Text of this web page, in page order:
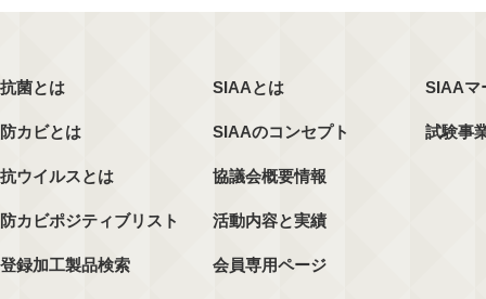
抗菌とは
防カビとは
抗ウイルスとは
防カビポジティブリスト
登録加工製品検索
SIAAとは
SIAAのコンセプト
協議会概要情報
活動内容と実績
会員専用ページ
SIAAマ
試験事